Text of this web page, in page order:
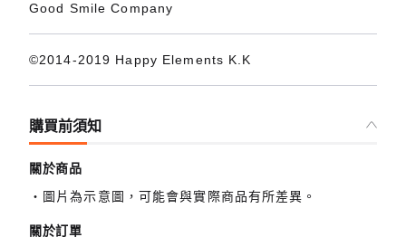
Good Smile Company
©2014-2019 Happy Elements K.K
購買前須知
關於商品
圖片為示意圖，可能會與實際商品有所差異。
關於訂單